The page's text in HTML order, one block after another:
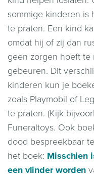
sommige kinderen
te praten. Een kind
omdat hij of zij dan
geen zorgen hoeft
gebeuren. Dit
kinderen kun je
zoals Playmobil of
te praten. (Kijk
Funeraltoys. Ook
dood bespreekbaar
het boek: Misschien
een vlinder worden